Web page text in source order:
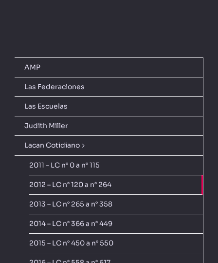
AMP
Las Federaciones
Las Escuelas
Judith Miller
Lacan Cotidiano
2011 – LC n° 0 a n° 115
2012 – LC n° 120 a n° 264
2013 – LC n° 265 a n° 358
2014 – LC n° 366 a n° 449
2015 – LC n° 450 a n° 550